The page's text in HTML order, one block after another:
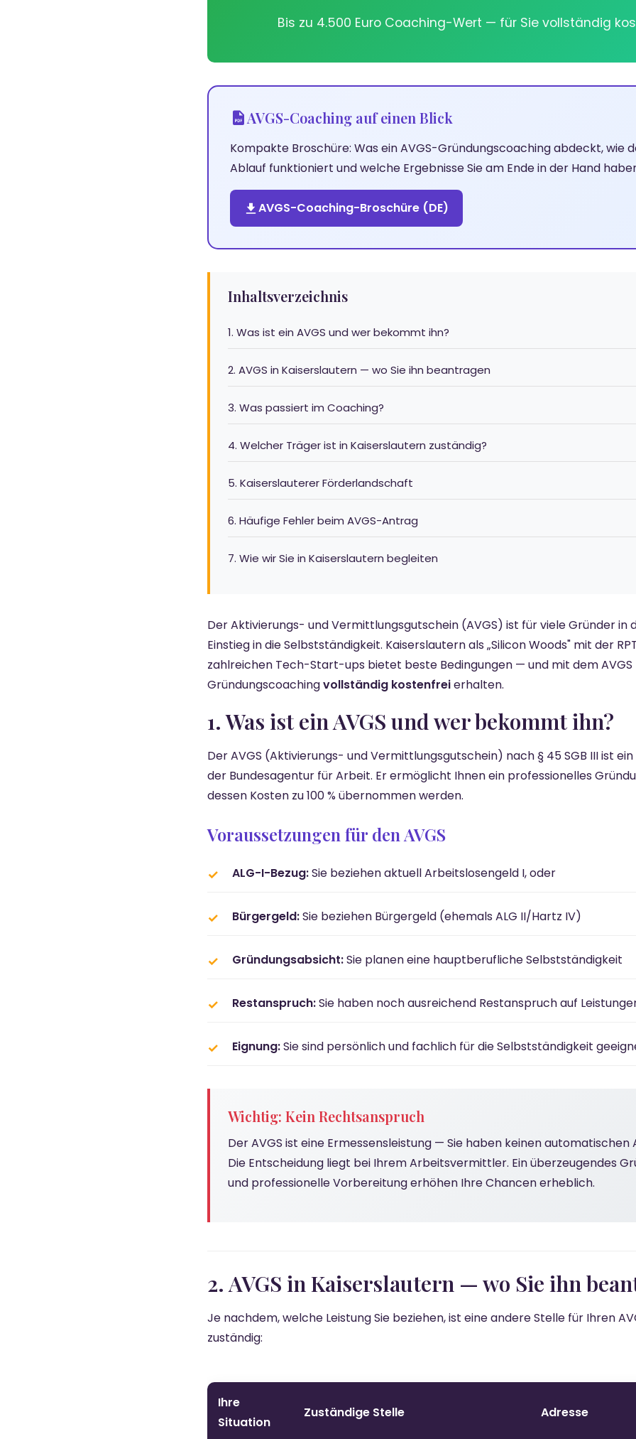
Bis zu 4.500 Euro Coaching-Wert — für Sie vollständig
AVGS-Coaching auf einen Blick
Kompakte Broschüre: Was ein AVGS-Gründungscoaching abdeckt, wie
Ablauf funktioniert und welche Ergebnisse Sie am Ende in der Hand
AVGS-Coaching-Broschüre (DE)
Inhaltsverzeichnis
1. Was ist ein AVGS und wer bekommt ihn?
2. AVGS in Kaiserslautern — wo Sie ihn beantragen
3. Was passiert im Coaching?
4. Welcher Träger ist in Kaiserslautern zuständig?
5. Kaiserslauterer Förderlandschaft
6. Häufige Fehler beim AVGS-Antrag
7. Wie wir Sie in Kaiserslautern begleiten
Der Aktivierungs- und Vermittlungsgutschein (AVGS) ist für viele Gründer in
Einstieg in die Selbstständigkeit. Kaiserslautern als „Silicon Woods" mit der
zahlreichen Tech-Start-ups bietet beste Bedingungen — und mit dem AVGS
Gründungscoachingvollständig kostenfreierhalten.
1. Was ist ein AVGS und wer bekommt ihn?
Der AVGS (Aktivierungs- und Vermittlungsgutschein) nach § 45 SGB III ist
der Bundesagentur für Arbeit. Er ermöglicht Ihnen ein professionelles
dessen Kosten zu 100 % übernommen werden.
Voraussetzungen für den AVGS
ALG-I-Bezug:Sie beziehen aktuell Arbeitslosengeld I, oder
Bürgergeld:Sie beziehen Bürgergeld (ehemals ALG II/Hartz IV)
Gründungsabsicht:Sie planen eine hauptberufliche Selbstständigkeit
Restanspruch:Sie haben noch ausreichend Restanspruch auf
Eignung:Sie sind persönlich und fachlich für die Selbstständigkeit
Wichtig: Kein Rechtsanspruch
Der AVGS ist eine Ermessensleistung — Sie haben keinen automatischen
Die Entscheidung liegt bei Ihrem Arbeitsvermittler. Ein überzeugendes
und professionelle Vorbereitung erhöhen Ihre Chancen erheblich.
2. AVGS in Kaiserslautern — wo Sie ihn
Je nachdem, welche Leistung Sie beziehen, ist eine andere Stelle für Ihren
zuständig:
Ihre
Situation
Zuständige Stelle Adresse